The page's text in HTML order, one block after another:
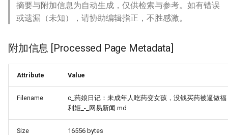
摘要与附加信息为自动生成，仅供检索与参考。如有错误
或遗漏（未知），请协助编辑指正，不胜感激。
附加信息 [Processed Page Metadata]
Attribute Value
Filename
c_药娘日记：未成年人吃药变女孩，没钱买药被逼做福
利姬_-_网易新闻.md
Size 16556 bytes